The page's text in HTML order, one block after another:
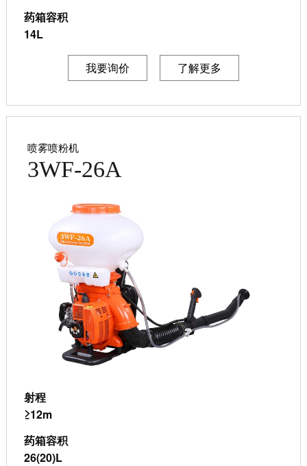
药箱容积
14L
我要询价 了解更多
喷雾喷粉机
3WF-26A
射程
≥12m
药箱容积
26(20)L